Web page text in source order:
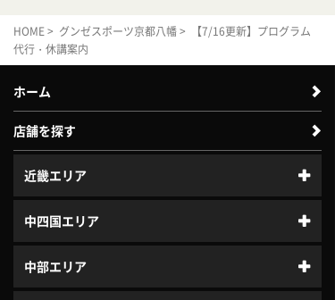
HOME > グンゼスポーツ京都八幡> 【7/16更新】プログラム
代行・休講案内
ホーム
店舗を探す
近畿エリア
中四国エリア
中部エリア